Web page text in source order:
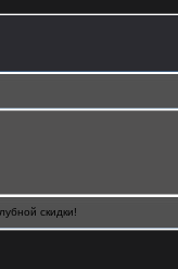
скидки!